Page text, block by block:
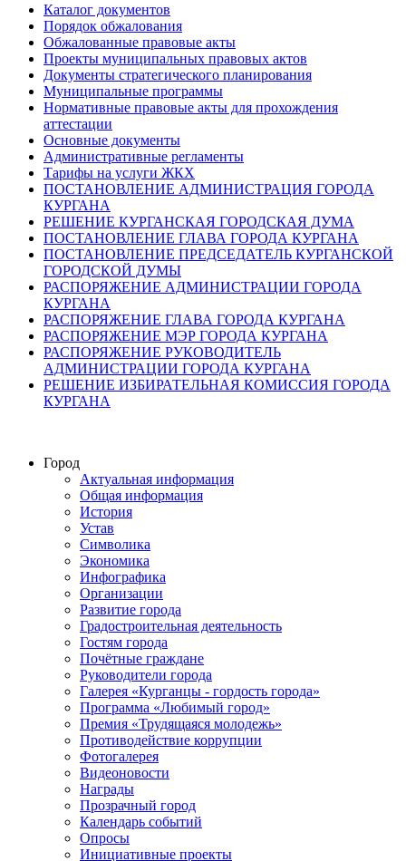
Каталог документов
Порядок обжалования
Обжалованные правовые акты
Проекты муниципальных правовых актов
Документы стратегического планирования
Муниципальные программы
Нормативные правовые акты для прохождения
аттестации
Основные документы
Административные регламенты
Тарифы на услуги ЖКХ
ПОСТАНОВЛЕНИЕ АДМИНИСТРАЦИЯ ГОРОДА
КУРГАНА
РЕШЕНИЕ КУРГАНСКАЯ ГОРОДСКАЯ ДУМА
ПОСТАНОВЛЕНИЕ ГЛАВА ГОРОДА КУРГАНА
ПОСТАНОВЛЕНИЕ ПРЕДСЕДАТЕЛЬ КУРГАНСКОЙ
ГОРОДСКОЙ ДУМЫ
РАСПОРЯЖЕНИЕ АДМИНИСТРАЦИИ ГОРОДА
КУРГАНА
РАСПОРЯЖЕНИЕ ГЛАВА ГОРОДА КУРГАНА
РАСПОРЯЖЕНИЕ МЭР ГОРОДА КУРГАНА
РАСПОРЯЖЕНИЕ РУКОВОДИТЕЛЬ
АДМИНИСТРАЦИИ ГОРОДА КУРГАНА
РЕШЕНИЕ ИЗБИРАТЕЛЬНАЯ КОМИССИЯ ГОРОДА
КУРГАНА
Город
Актуальная информация
Общая информация
История
Устав
Символика
Экономика
Инфографика
Организации
Развитие города
Градостроительная деятельность
Гостям города
Почётные граждане
Руководители города
Галерея «Курганцы - гордость города»
Программа «Любимый город»
Премия «Трудящаяся молодежь»
Противодействие коррупции
Фотогалерея
Видеоновости
Награды
Прозрачный город
Календарь событий
Опросы
Инициативные проекты